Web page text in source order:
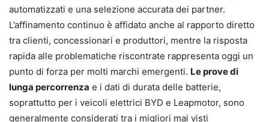
automatizzati e una selezione accurata dei partner.
L’affinamento continuo è affidato anche al rapporto diretto
tra clienti, concessionari e produttori, mentre la risposta
rapida alle problematiche riscontrate rappresenta oggi un
punto di forza per molti marchi emergenti. Le prove di
lunga percorrenza e i dati di durata delle batterie,
soprattutto per i veicoli elettrici BYD e Leapmotor, sono
generalmente considerati tra i migliori mai visti